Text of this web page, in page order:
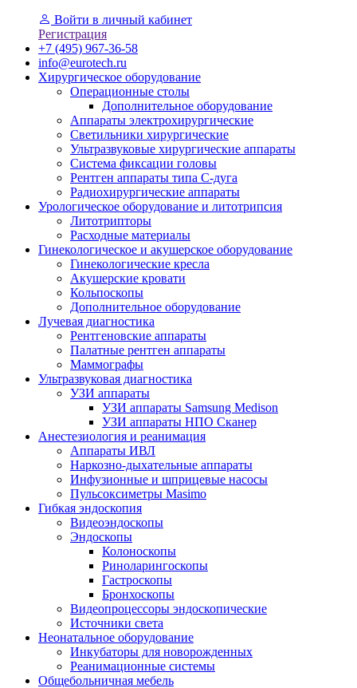
Войти в личный кабинет
Регистрация
+7 (495) 967-36-58
info@eurotech.ru
Хирургическое оборудование
Операционные столы
Дополнительное оборудование
Аппараты электрохирургические
Светильники хирургические
Ультразвуковые хирургические аппараты
Система фиксации головы
Рентген аппараты типа С-дуга
Радиохирургические аппараты
Урологическое оборудование и литотрипсия
Литотрипторы
Расходные материалы
Гинекологическое и акушерское оборудование
Гинекологические кресла
Акушерские кровати
Кольпоскопы
Дополнительное оборудование
Лучевая диагностика
Рентгеновские аппараты
Палатные рентген аппараты
Маммографы
Ультразвуковая диагностика
УЗИ аппараты
УЗИ аппараты Samsung Medison
УЗИ аппараты НПО Сканер
Анестезиология и реанимация
Аппараты ИВЛ
Наркозно-дыхательные аппараты
Инфузионные и шприцевые насосы
Пульсоксиметры Masimo
Гибкая эндоскопия
Видеоэндоскопы
Эндоскопы
Колоноскопы
Риноларингоскопы
Гастроскопы
Бронхоскопы
Видеопроцессоры эндоскопические
Источники света
Неонатальное оборудование
Инкубаторы для новорожденных
Реанимационные системы
Общебольничная мебель